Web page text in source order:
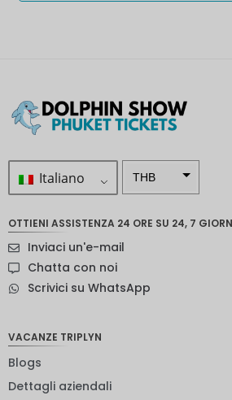
Italiano THB
neozelan
OTTIENI ASSISTENZA 24 ORE SU 24, 7
Inviaci un'e-mail
Chatta con noi
Scrivici su WhatsApp
VACANZE TRIPLYN
Blogs
Dettagli aziendali